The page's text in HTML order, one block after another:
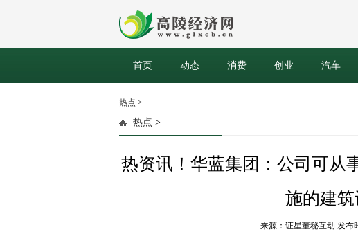
首页 动态 消费 创业 汽车
热点 >
热点 >
热资讯！华蓝集团：公司可从
施的建
来源：证星董秘互动 发布